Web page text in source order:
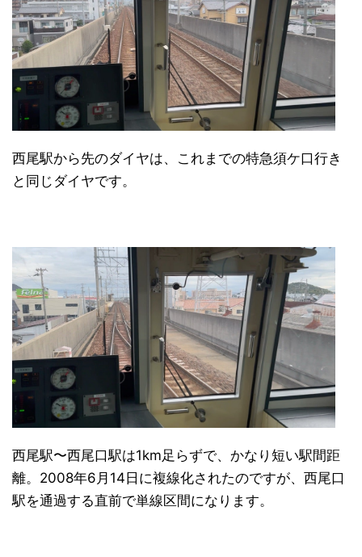
西尾駅から先のダイヤは、これまでの特急須ケ口行き
と同じダイヤです。
西尾駅〜西尾口駅は1km足らずで、かなり短い駅間距
離。2008年6月14日に複線化されたのですが、西尾口
駅を通過する直前で単線区間になります。